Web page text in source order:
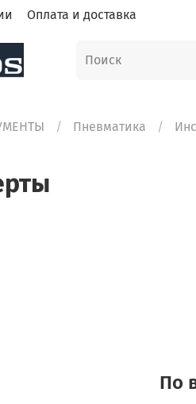
Оплата и доставка
Пневматика
По